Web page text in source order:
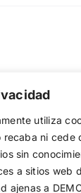
utiliza
ni cede
sin
a sitios web
ajenas a
email y